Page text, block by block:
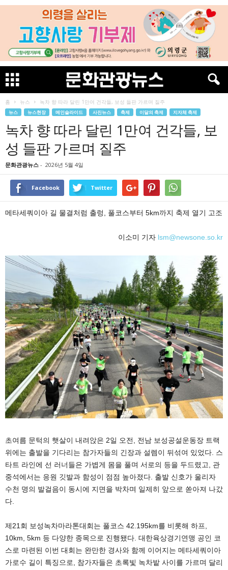
홈 뉴스 녹차 향 따라 달린 1만여 건각들, 보성 들판 가르며 질주
뉴스 뉴스현장 메인슬라이드 사진뉴스 축제 이달의 축제 지자체 축제
녹차 향 따라 달린 1만여 건각들, 보
성 들판 가르며 질주
문화관광뉴스 - 2026년 5월 4일
Facebook Twitter
메타세쿼이아 길 물결처럼 출렁, 풀코스부터 5km까지 축제 열기 고조
이소미 기자 lsm@newsone.so.kr
초여름 문턱의 햇살이 내려앉은 2일 오전, 전남 보성공설운동장 트랙
위에는 출발을 기다리는 참가자들의 긴장과 설렘이 뒤섞여 있었다. 스
타트 라인에 선 러너들은 가볍게 몸을 풀며 서로의 등을 두드렸고, 관
중석에서는 응원 깃발과 함성이 점점 높아졌다. 출발 신호가 울리자
수천 명의 발걸음이 동시에 지면을 박차며 일제히 앞으로 쏟아져 나갔
다.
제21회 보성녹차마라톤대회는 풀코스 42.195km를 비롯해 하프,
10km, 5km 등 다양한 종목으로 진행됐다. 대한육상경기연맹 공인 코
스로 마련된 이번 대회는 완만한 경사와 함께 이어지는 메타세쿼이아
가로수 길이 특징으로, 참가자들은 초록빛 녹차밭 사이를 가르며 달리